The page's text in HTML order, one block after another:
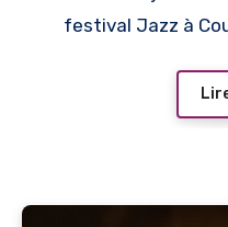
festival Jazz à